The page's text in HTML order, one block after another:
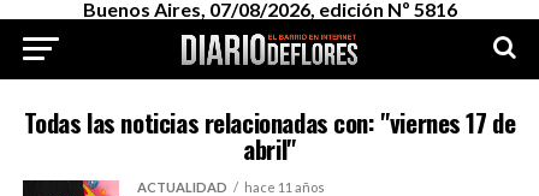
Buenos Aires, 07/08/2026, edición Nº 5816
Todas las noticias relacionadas con: "viernes 17 de
abril"
ACTUALIDAD hace 11 años